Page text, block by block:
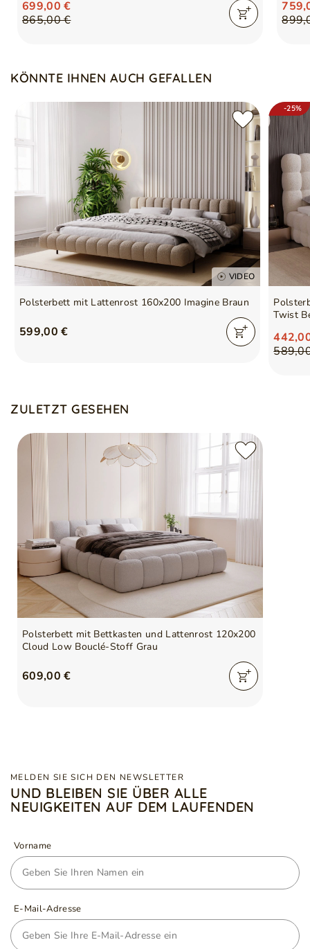
865,00 €
699,00 €
KÖNNTE IHNEN AUCH GEFALLEN
VIDEO
Polsterbett mit Lattenrost 160x200 Imagine Braun
599,00 €
-25%
Twist
ZULETZT GESEHEN
Polsterbett mit Bettkasten und Lattenrost 120x200
Cloud Low Bouclé-Stoff Grau
609,00 €
MELDEN SIE SICH DEN NEWSLETTER
UND BLEIBEN SIE ÜBER ALLE
NEUIGKEITEN AUF DEM LAUFENDEN
Vorname
E-Mail-Adresse